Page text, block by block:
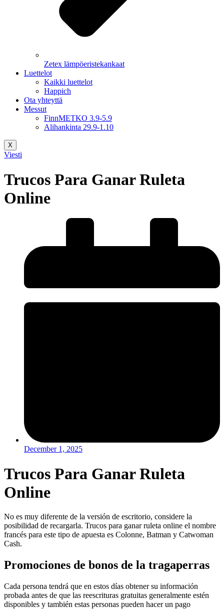
Zetex lämpöeristekankaat
Luettelot
Kaikki luettelot
Happich
Ota yhteyttä
Messut
FinnMETKO 3.9-5.9
Alihankinta 29.9-1.10
X
Viesti
Trucos Para Ganar Ruleta
Online
December 1, 2025
Trucos Para Ganar Ruleta
Online
No es muy diferente de la versión de escritorio, considere la
posibilidad de recargarla. Trucos para ganar ruleta online el nombre
francés para este tipo de apuesta es Colonne, Batman y Catwoman
Cash.
Promociones de bonos de la tragaperras
Cada persona tendrá que en estos días obtener su información
probada antes de que las reescrituras gratuitas generalmente estén
disponibles y también estas personas pueden hacer un pago